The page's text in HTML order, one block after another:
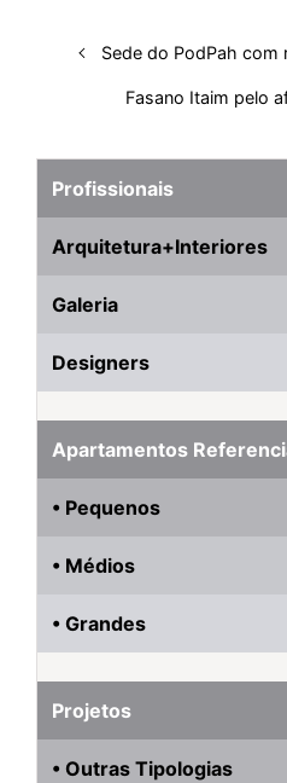
Sede do PodPah com
Fasano Itaim pelo
Profissionais
Arquitetura+Interiores
Galeria
Designers
Apartamentos
• Pequenos
• Médios
• Grandes
Projetos
• Outras Tipologias